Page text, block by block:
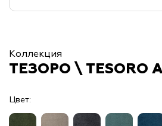
Коллекция
ТЕЗОРО \ TESORO
Цвет: